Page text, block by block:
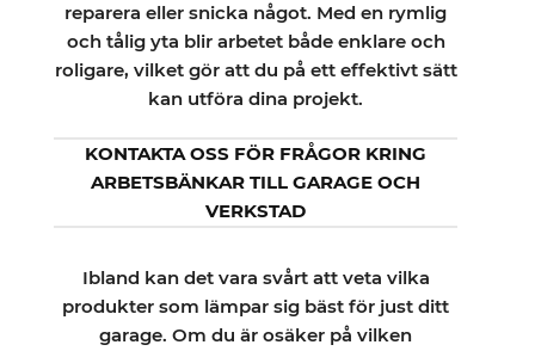
reparera eller snicka något. Med en rymlig
och tålig yta blir arbetet både enklare och
roligare, vilket gör att du på ett effektivt sätt
kan utföra dina projekt.
KONTAKTA OSS FÖR FRÅGOR KRING
ARBETSBÄNKAR TILL GARAGE OCH
VERKSTAD
Ibland kan det vara svårt att veta vilka
produkter som lämpar sig bäst för just ditt
garage. Om du är osäker på vilken